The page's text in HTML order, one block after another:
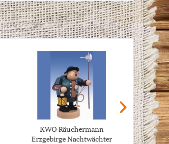
KWO Räuchermann
Erzgebirge Nachtwächter